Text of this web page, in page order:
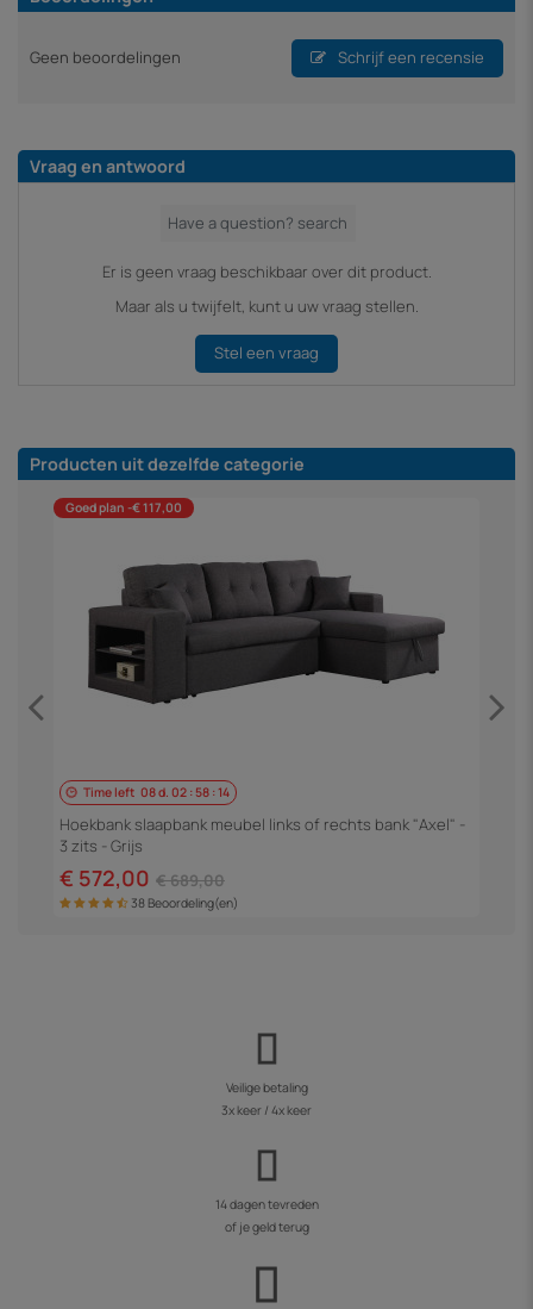
Geen beoordelingen Schrijf een recensie
Vraag en antwoord
Er is geen vraag beschikbaar over dit product.
Maar als u twijfelt, kunt u uw vraag stellen.
Stel een vraag
Producten uit dezelfde categorie
Goed plan -€ 117,00
Time left 08d. 02 :58 :14
Hoekbank slaapbank meubel links of rechts bank "Axel" -
3 zits - Grijs
€ 572,00 € 689,00
38 Beoordeling(en)
Veilige betaling
3x keer / 4x keer
14 dagen tevreden
of je geld terug